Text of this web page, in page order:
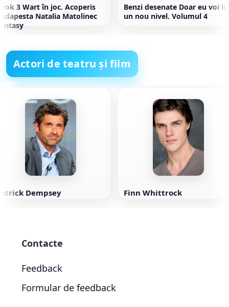
3 Wart în joc. Acoperis
Natalia Matolinec
Benzi desenate Doar eu voi
un nou nivel. Volumul 4
Actori de teatru și film
Dempsey Finn Whittrock
Contacte
Feedback
Formular de feedback